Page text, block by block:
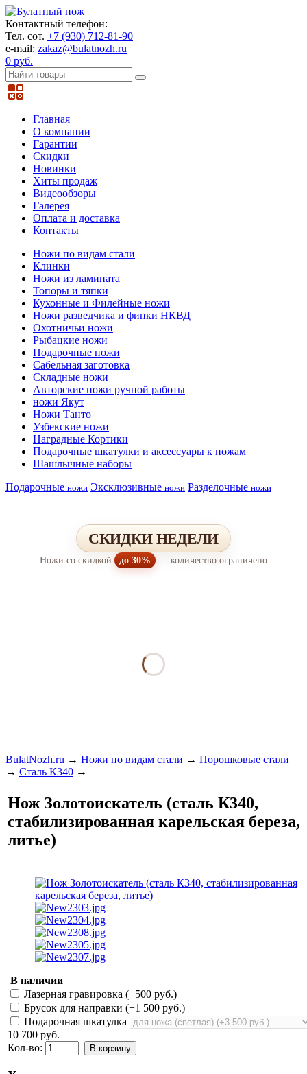
Контактный телефон:
Тел. сот. +7 (930) 712-81-90
e-mail: zakaz@bulatnozh.ru
0 руб.
Главная
О компании
Гарантии
Скидки
Новинки
Хиты продаж
Видеообзоры
Галерея
Оплата и доставка
Контакты
Ножи по видам стали
Клинки
Ножи из ламината
Топоры и тяпки
Кухонные и Филейные ножи
Ножи разведчика и финки НКВД
Охотничьи ножи
Рыбацкие ножи
Подарочные ножи
Сабельная заготовка
Складные ножи
Авторские ножи ручной работы
ножи Якут
Ножи Танто
Узбекские ножи
Наградные Кортики
Подарочные шкатулки и аксессуары к ножам
Шашлычные наборы
Подарочные ножи Эксклюзивные ножи Разделочные ножи
СКИДКИ НЕДЕЛИ
Ножи со скидкой до 30% — количество ограничено
BulatNozh.ru → Ножи по видам стали → Порошковые стали
→ Сталь К340 →
Нож Золотоискатель (сталь К340,
стабилизированная карельская береза,
литье)
В наличии
Лазерная гравировка (+500 руб.)
Брусок для направки (+1 500 руб.)
Подарочная шкатулка
10 700 руб.
Кол-во:
В корзину